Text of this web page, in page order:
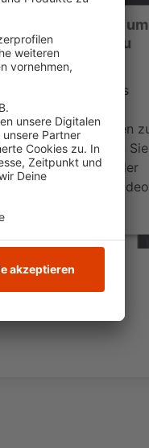
Zustimmung, um
Video-Service zu
laden!
einen Service eines
um Videoinhalte
Service kann Daten
Bitte lesen Sie
und stimmen Sie der
zu, um dieses Video
Consent Management
Platform